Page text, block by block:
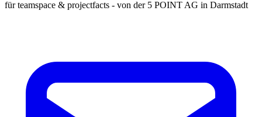
für teamspace & projectfacts - von der 5 POINT AG in Darmstadt